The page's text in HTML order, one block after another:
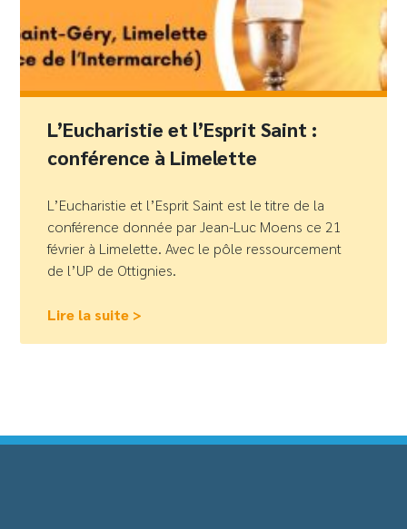
L’Eucharistie et l’Esprit Saint :
conférence à Limelette
L’Eucharistie et l’Esprit Saint est le titre de la
conférence donnée par Jean-Luc Moens ce 21
février à Limelette. Avec le pôle ressourcement
de l’UP de Ottignies.
Lire la suite >